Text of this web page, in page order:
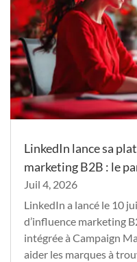
LinkedIn lance sa
marketing B2B : le
Juil 4, 2026
LinkedIn a lancé le 10
d’influence marketing
intégrée à Campaign
aider les marques à